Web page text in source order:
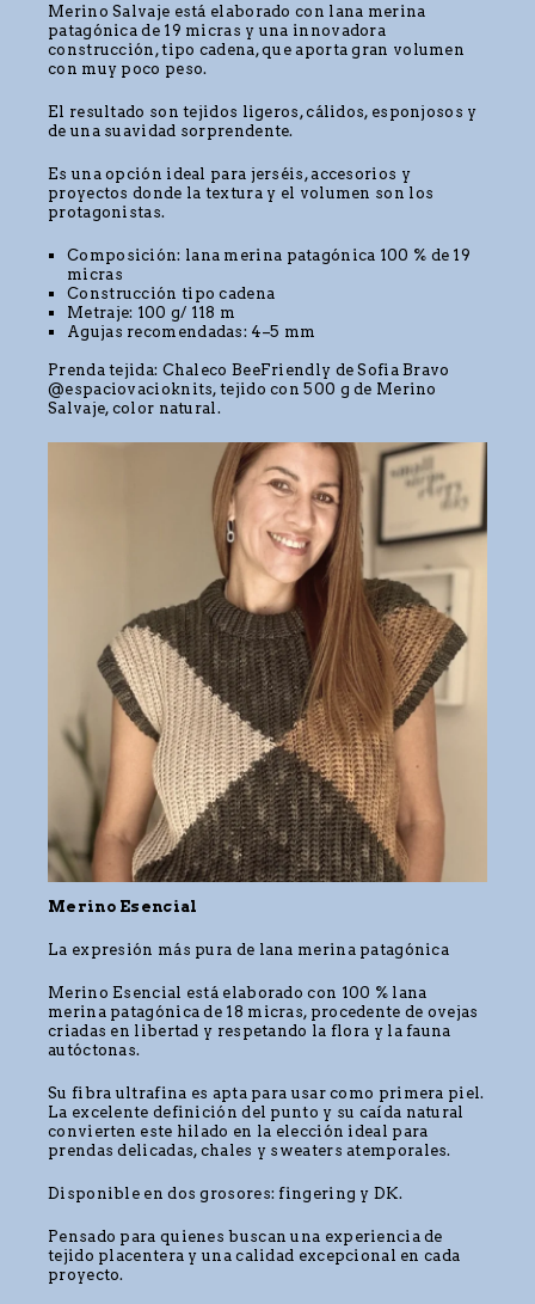
Merino Salvaje está elaborado con lana merina
patagónica de 19 micras y una innovadora
construcción, tipo cadena, que aporta gran volumen
con muy poco peso.
El resultado son tejidos ligeros, cálidos, esponjosos y
de una suavidad sorprendente.
Es una opción ideal para jerséis, accesorios y
proyectos donde la textura y el volumen son los
protagonistas.
Composición: lana merina patagónica 100 % de 19
micras
Construcción tipo cadena
Metraje: 100 g/ 118 m
Agujas recomendadas: 4–5 mm
Prenda tejida: Chaleco BeeFriendly de Sofia Bravo
@espaciovacioknits, tejido con 500 g de Merino
Salvaje, color natural.
Merino Esencial
La expresión más pura de lana merina patagónica
Merino Esencial está elaborado con 100 % lana
merina patagónica de 18 micras, procedente de ovejas
criadas en libertad y respetando la flora y la fauna
autóctonas.
Su fibra ultrafina es apta para usar como primera piel.
La excelente definición del punto y su caída natural
convierten este hilado en la elección ideal para
prendas delicadas, chales y sweaters atemporales.
Disponible en dos grosores: fingering y DK.
Pensado para quienes buscan una experiencia de
tejido placentera y una calidad excepcional en cada
proyecto.